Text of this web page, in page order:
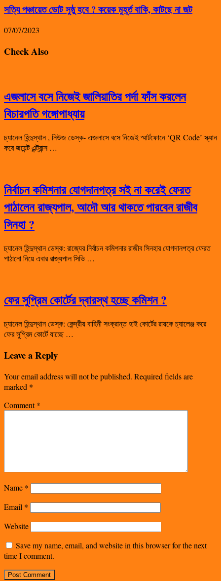
সত্যি পঞ্চায়েত ভোট সুষ্ঠু হবে ? কয়েক মুহূর্ত বাকি, কাটছে না জট
07/07/2023
Check Also
এজলাসে বসে নিজেই জালিয়াতির পর্দা ফাঁস করলেন
বিচারপতি গঙ্গোপাধ্যায়
চ্যানেল হিন্দুস্থান , নিউজ ডেস্ক- এজলাসে বসে নিজেই স্মার্টফোনে ‘QR Code’ স্ক্যান
করে জয়েন্ট এন্ট্রান্স …
নির্বাচন কমিশনার যোগদানপত্র সই না করেই ফেরত
পাঠালেন রাজ্যপাল, আদৌ আর থাকতে পারবেন রাজীব
সিনহা ?
চ্যানেল হিন্দুস্থান ডেস্ক: রাজ্যের নির্বাচন কমিশনার রাজীব সিনহার যোগদানপত্র ফেরত
পাঠানো নিয়ে এবার রাজ্যপাল সিভি …
ফের সুপ্রিম কোর্টের দ্বারস্থ হচ্ছে কমিশন ?
চ্যানেল হিন্দুস্থান ডেস্ক: কেন্দ্রীয় বাহিনী সংক্রান্ত হাই কোর্টের রায়কে চ্যালেঞ্জ করে
ফের সুপ্রিম কোর্টে যাচ্ছে …
Leave a Reply
Your email address will not be published. Required fields are
marked *
Comment*
Name *
Email *
Website
Save my name, email, and website in this browser for the next
time I comment.